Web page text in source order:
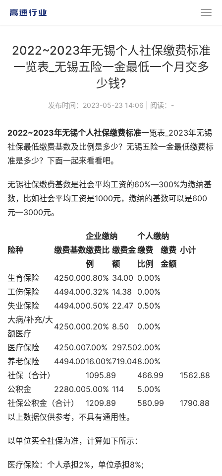
2022~2023年无锡个人社保缴费标准
一览表_无锡五险一金最低一个月交多
少钱?
发布时间：2023-05-23 14:06 阅读： -
2022~2023年无锡个人社保缴费标准一览表_2023年无锡
社保最低缴费基数及比例是多少？无锡五险一金最低缴费标
准是多少？下面一起来看看吧。
无锡社保缴费基数是社会平均工资的60%—300%为缴纳基
数，比如社会平均工资是1000元，缴纳的基数可以是600
元—3000元。
险种 缴费基数
企业缴纳
个人缴纳
小计
缴费比
例
缴费金
额
缴费
比例
缴费
金额
生育保险
4250.000.80% 34.00 0.00%
工伤保险
4494.000.32% 14.38
0.00%
失业保险
4494.000.50% 22.47 0.50%
大病/补充/大
额医疗
4250.000.20% 8.50 0.00%
医疗保险 4250.007.00% 297.502.00%
养老保险
4494.0016.00%719.048.00%
社保（合计）
1095.89 466.99
1562.88
公积金
2280.005.00% 114
5.00%
社保公积金（合计）
1209.89 580.99
1790.88
以上数据仅供参考，不具有通用性。
以单位买全社保为准，计算如下所示：
医疗保险：个人承担2%，单位承担8%;